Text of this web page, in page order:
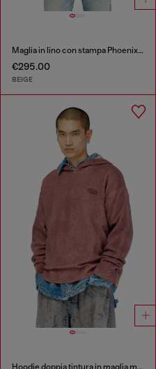
Maglia in lino con stampa Phoenix effetto faded
€295.00
BEIGE